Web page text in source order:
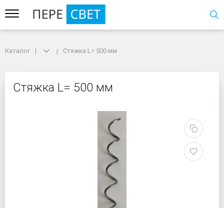
Стяжка L= 500 мм
Каталог Стяжка L= 500 мм
Стяжка L= 500 мм